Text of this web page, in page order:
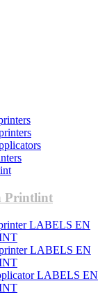
Printlint
LABELS EN
LABELS EN
LABELS EN